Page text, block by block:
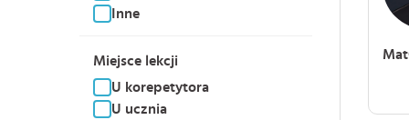
Inne
Miejsce lekcji
U korepetytora
U ucznia